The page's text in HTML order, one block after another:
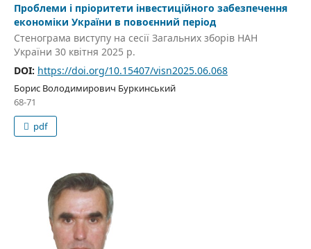
Проблеми і пріоритети інвестиційного забезпечення
економіки України в повоєнний період
Стенограма виступу на сесії Загальних зборів НАН
України 30 квітня 2025 р.
DOI: https://doi.org/10.15407/visn2025.06.068
Борис Володимирович Буркинський
68-71
pdf